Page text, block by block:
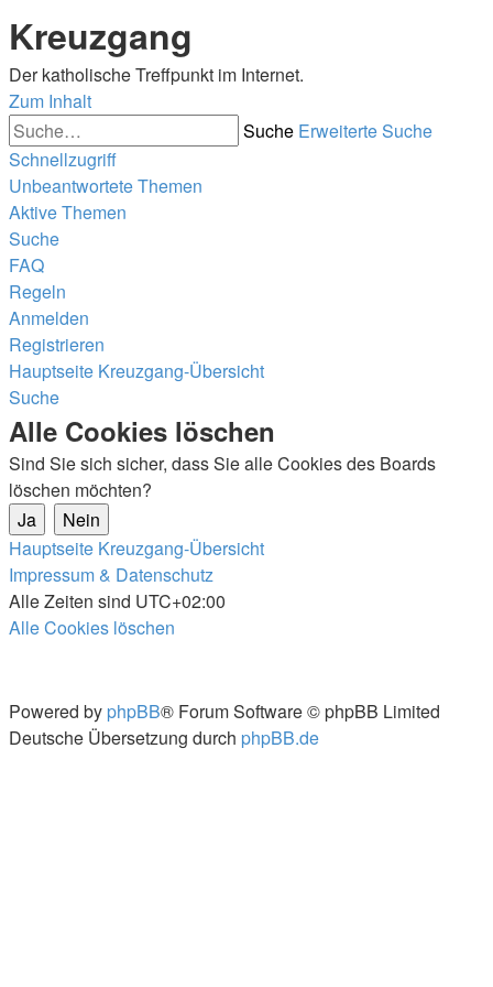
Kreuzgang
Der katholische Treffpunkt im Internet.
Zum Inhalt
Suche Erweiterte Suche
Schnellzugriff
Unbeantwortete Themen
Aktive Themen
Suche
FAQ
Regeln
Anmelden
Registrieren
Hauptseite Kreuzgang-Übersicht
Suche
Alle Cookies löschen
Sind Sie sich sicher, dass Sie alle Cookies des Boards
löschen möchten?
Hauptseite Kreuzgang-Übersicht
Impressum & Datenschutz
Alle Zeiten sind UTC+02:00
Alle Cookies löschen
Powered by phpBB® Forum Software © phpBB Limited
Deutsche Übersetzung durch phpBB.de